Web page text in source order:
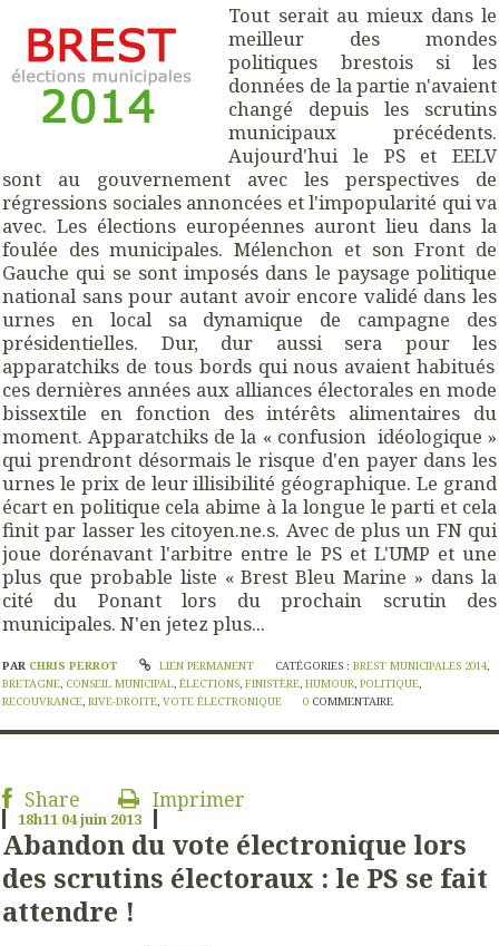
Tout serait au mieux dans le
meilleur des mondes
politiques brestois si les
données de la partie n'avaient
changé depuis les scrutins
municipaux précédents.
Aujourd'hui le PS et EELV
sont au gouvernement avec les perspectives de
régressions sociales annoncées et l'impopularité qui va
avec. Les élections européennes auront lieu dans la
foulée des municipales. Mélenchon et son Front de
Gauche qui se sont imposés dans le paysage politique
national sans pour autant avoir encore validé dans les
urnes en local sa dynamique de campagne des
présidentielles. Dur, dur aussi sera pour les
apparatchiks de tous bords qui nous avaient habitués
ces dernières années aux alliances électorales en mode
bissextile en fonction des intérêts alimentaires du
moment. Apparatchiks de la « confusion idéologique »
qui prendront désormais le risque d'en payer dans les
urnes le prix de leur illisibilité géographique. Le grand
écart en politique cela abime à la longue le parti et cela
finit par lasser les citoyen.ne.s. Avec de plus un FN qui
joue dorénavant l'arbitre entre le PS et L'UMP et une
plus que probable liste « Brest Bleu Marine » dans la
cité du Ponant lors du prochain scrutin des
municipales. N'en jetez plus...
PAR CHRIS PERROT LIEN PERMANENT CATÉGORIES :BREST MUNICIPALES 2014,
BRETAGNE, CONSEIL MUNICIPAL, ÉLECTIONS, FINISTÈRE, HUMOUR, POLITIQUE,
RECOUVRANCE, RIVE-DROITE, VOTE ÉLECTRONIQUE 0 COMMENTAIRE
Share Imprimer
18h11 04juin 2013
Abandon du vote électronique lors
des scrutins électoraux : le PS se fait
attendre !